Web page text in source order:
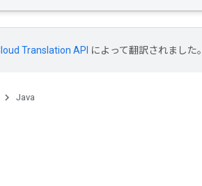
Translation API によって翻訳されました。
Java